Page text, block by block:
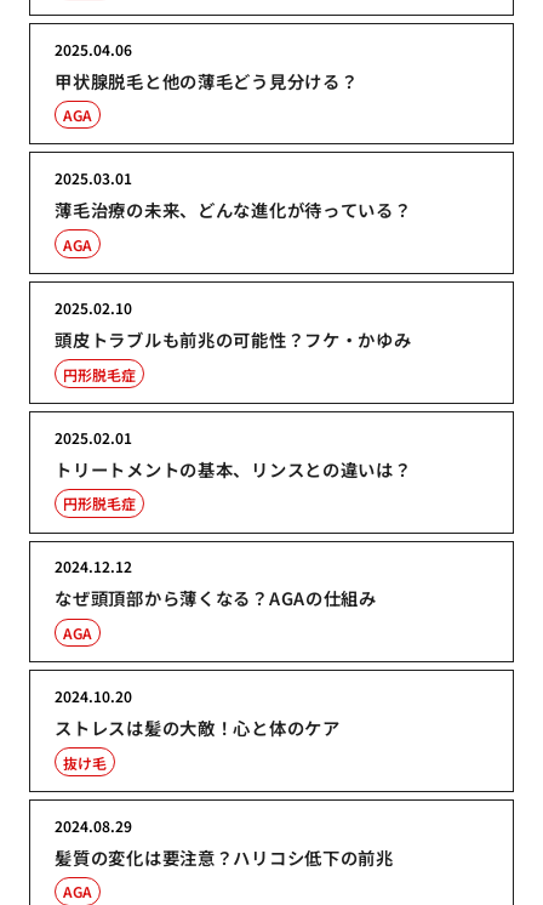
甲状腺脱毛と他の薄毛どう見分ける？
2025.04.06
AGA
薄毛治療の未来、どんな進化が待っている？
2025.03.01
AGA
頭皮トラブルも前兆の可能性？フケ・かゆみ
2025.02.10
円形脱毛症
トリートメントの基本、リンスとの違いは？
2025.02.01
円形脱毛症
なぜ頭頂部から薄くなる？AGAの仕組み
2024.12.12
AGA
ストレスは髪の大敵！心と体のケア
2024.10.20
抜け毛
髪質の変化は要注意？ハリコシ低下の前兆
2024.08.29
AGA